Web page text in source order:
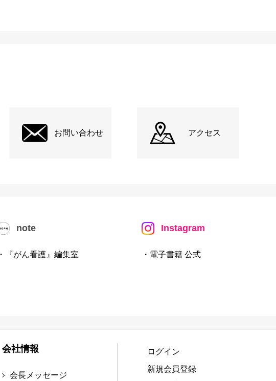
お問い合わせ アクセス
note
・『がん看護』編集室
Instagram
・電子書籍 公式
会社情報
会長メッセージ
ログイン
新規会員登録